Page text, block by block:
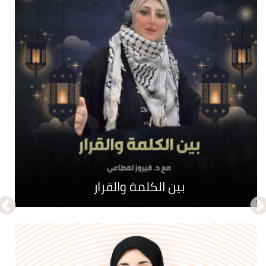
نبض الحواري
بين الكلمة والقرار
جـرائم تأبى النسيان